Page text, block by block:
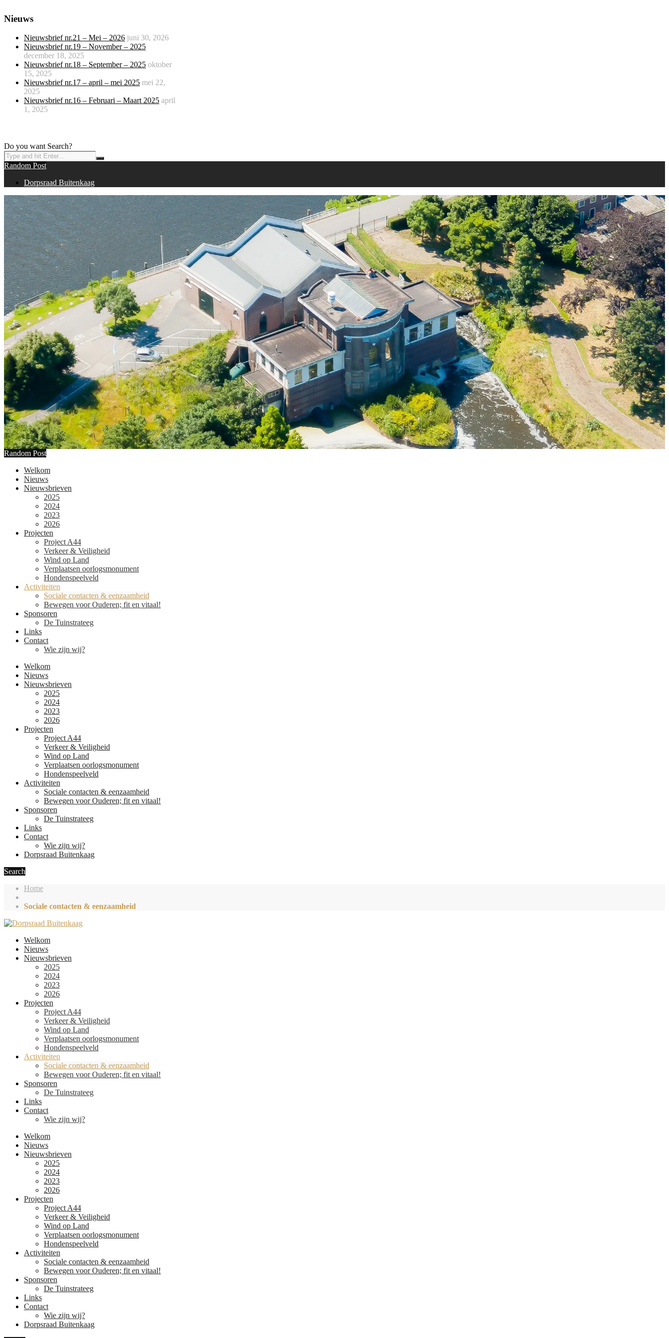
Nieuws
Nieuwsbrief nr.21 – Mei – 2026 juni 30, 2026
Nieuwsbrief nr.19 – November – 2025
december 18, 2025
Nieuwsbrief nr.18 – September – 2025 oktober
15, 2025
Nieuwsbrief nr.17 – april – mei 2025 mei 22,
2025
Nieuwsbrief nr.16 – Februari – Maart 2025 april
1, 2025
Do you want Search?
Random Post
Dorpsraad Buitenkaag
Random Post
Welkom
Nieuws
Nieuwsbrieven
2025
2024
2023
2026
Projecten
Project A44
Verkeer & Veiligheid
Wind op Land
Verplaatsen oorlogsmonument
Hondenspeelveld
Activiteiten
Sociale contacten & eenzaamheid
Bewegen voor Ouderen; fit en vitaal!
Sponsoren
De Tuinstrateeg
Links
Contact
Wie zijn wij?
Welkom
Nieuws
Nieuwsbrieven
2025
2024
2023
2026
Projecten
Project A44
Verkeer & Veiligheid
Wind op Land
Verplaatsen oorlogsmonument
Hondenspeelveld
Activiteiten
Sociale contacten & eenzaamheid
Bewegen voor Ouderen; fit en vitaal!
Sponsoren
De Tuinstrateeg
Links
Contact
Wie zijn wij?
Dorpsraad Buitenkaag
Search
Home
Sociale contacten & eenzaamheid
Welkom
Nieuws
Nieuwsbrieven
2025
2024
2023
2026
Projecten
Project A44
Verkeer & Veiligheid
Wind op Land
Verplaatsen oorlogsmonument
Hondenspeelveld
Activiteiten
Sociale contacten & eenzaamheid
Bewegen voor Ouderen; fit en vitaal!
Sponsoren
De Tuinstrateeg
Links
Contact
Wie zijn wij?
Welkom
Nieuws
Nieuwsbrieven
2025
2024
2023
2026
Projecten
Project A44
Verkeer & Veiligheid
Wind op Land
Verplaatsen oorlogsmonument
Hondenspeelveld
Activiteiten
Sociale contacten & eenzaamheid
Bewegen voor Ouderen; fit en vitaal!
Sponsoren
De Tuinstrateeg
Links
Contact
Wie zijn wij?
Dorpsraad Buitenkaag